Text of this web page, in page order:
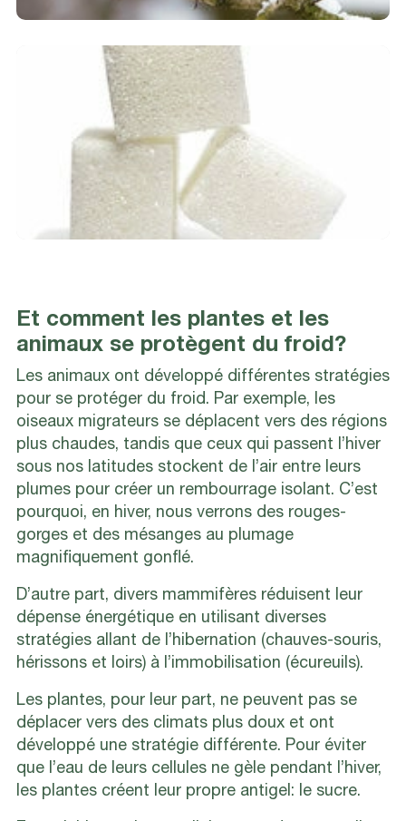
Et comment les plantes et les
animaux se protègent du froid?
Les animaux ont développé différentes stratégies
pour se protéger du froid. Par exemple, les
oiseaux migrateurs se déplacent vers des régions
plus chaudes, tandis que ceux qui passent l’hiver
sous nos latitudes stockent de l’air entre leurs
plumes pour créer un rembourrage isolant. C’est
pourquoi, en hiver, nous verrons des rouges-
gorges et des mésanges au plumage
magnifiquement gonflé.
D’autre part, divers mammifères réduisent leur
dépense énergétique en utilisant diverses
stratégies allant de l’hibernation (chauves-souris,
hérissons et loirs) à l’immobilisation (écureuils).
Les plantes, pour leur part, ne peuvent pas se
déplacer vers des climats plus doux et ont
développé une stratégie différente. Pour éviter
que l’eau de leurs cellules ne gèle pendant l’hiver,
les plantes créent leur propre antigel: le sucre.